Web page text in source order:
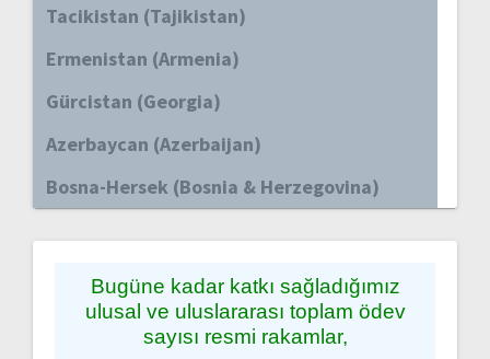
Tacikistan (Tajikistan)
Ermenistan (Armenia)
Gürcistan (Georgia)
Azerbaycan (Azerbaijan)
Bosna-Hersek (Bosnia & Herzegovina)
Bugüne kadar katkı sağladığımız
ulusal ve uluslararası toplam ödev
sayısı resmi rakamlar,